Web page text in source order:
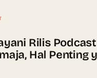
Rilis
Hal Penting